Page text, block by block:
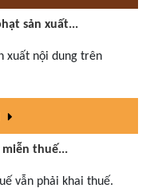
sản xuất...
xuất nội dung trên
miễn thuế...
vẫn phải khai thuế.